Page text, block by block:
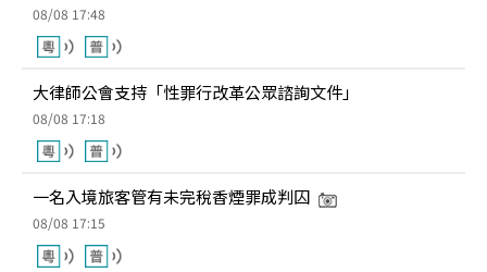
08/08 17:48
大律師公會支持「性罪行改革公眾諮詢文件」
08/08 17:18
一名入境旅客管有未完稅香煙罪成判囚
08/08 17:15